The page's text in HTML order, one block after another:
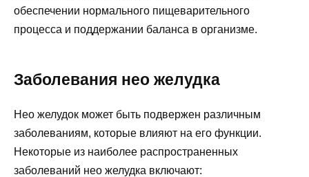
обеспечении нормального пищеварительного
процесса и поддержании баланса в организме.
Заболевания нео желудка
Нео желудок может быть подвержен различным
заболеваниям, которые влияют на его функции.
Некоторые из наиболее распространенных
заболеваний нео желудка включают: